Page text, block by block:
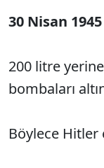
30 Nisan
200 litre
bombaları
Böylece